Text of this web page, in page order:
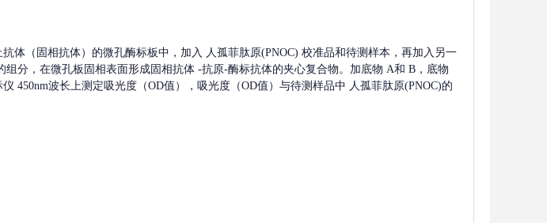
抗体（固相抗体）的微孔酶标板中，加入 人孤菲肽原(PNOC) 校准品和待测样本，再加入另一
组分，在微孔板固相表面形成固相抗体 -抗原-酶标抗体的夹心复合物。加底物 A和 B，底物
450nm波长上测定吸光度（OD值），吸光度（OD值）与待测样品中 人孤菲肽原(PNOC)的